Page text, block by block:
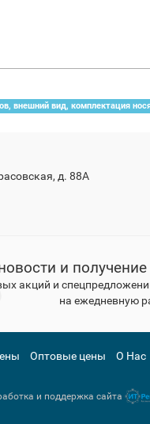
внешний вид, комплектация
д. 88А
и
акций и
на ежедневную
Оптовые цены О Нас
и поддержка сайта